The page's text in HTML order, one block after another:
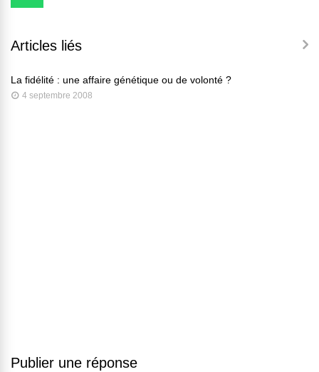
Articles liés
La fidélité : une affaire génétique ou de volonté ?
4 septembre 2008
Publier une réponse